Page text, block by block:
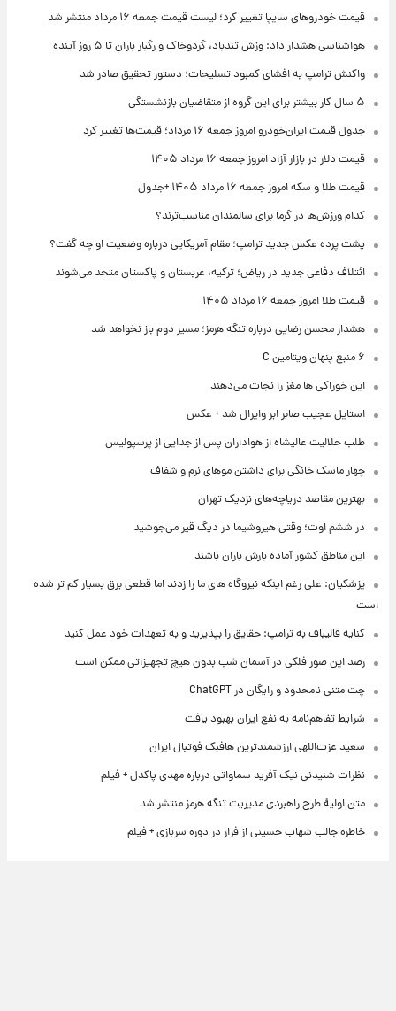
قیمت خودروهای سایپا تغییر کرد؛ لیست قیمت جمعه ۱۶ مرداد منتشر شد
هواشناسی هشدار داد: وزش تندباد، گردوخاک و رگبار باران تا ۵ روز آینده
واکنش ترامپ به افشای کمبود تسلیحات؛ دستور تحقیق صادر شد
۵ سال کار بیشتر برای این گروه از متقاضیان بازنشستگی
جدول قیمت ایران‌خودرو امروز جمعه ۱۶ مرداد؛ قیمت‌ها تغییر کرد
قیمت دلار در بازار آزاد امروز جمعه ۱۶ مرداد ۱۴۰۵
قیمت طلا و سکه امروز جمعه ۱۶ مرداد ۱۴۰۵ +جدول
کدام ورزش‌ها در گرما برای سالمندان مناسب‌ترند؟
پشت پرده عکس جدید ترامپ؛ مقام آمریکایی درباره وضعیت او چه گفت؟
ائتلاف دفاعی جدید در ریاض؛ ترکیه، عربستان و پاکستان متحد می‌شوند
قیمت طلا امروز جمعه ۱۶ مرداد ۱۴۰۵
هشدار محسن رضایی درباره تنگه هرمز؛ مسیر دوم باز نخواهد شد
۶ منبع پنهان ویتامین C
این خوراکی ها مغز را نجات می‌دهند
استایل عجیب صابر ابر وایرال شد + عکس
طلب حلالیت عالیشاه از هواداران پس از جدایی از پرسپولیس
چهار ماسک خانگی برای داشتن موهای نرم و شفاف
بهترین مقاصد دریاچه‌های نزدیک تهران
در ششم اوت؛ وقتی هیروشیما در دیگ قیر می‌جوشید
این مناطق کشور آماده بارش باران باشند
پزشکیان: علی رغم اینکه نیروگاه های ما را زدند اما قطعی برق بسیار کم تر شده
است
کنایه قالیباف به ترامپ: حقایق را بپذیرید و به تعهدات خود عمل کنید
رصد این صور فلکی در آسمان شب بدون هیچ تجهیزاتی ممکن است
چت متنی نامحدود و رایگان در ChatGPT
شرایط تفاهم‌نامه به نفع ایران بهبود یافت
سعید عزت‌اللهی ارزشمندترین هافبک فوتبال ایران
نظرات شنیدنی نیک آفرید سماواتی درباره مهدی پاکدل + فیلم
متن اولیۀ طرح راهبردی مدیریت تنگه هرمز منتشر شد
خاطره جالب شهاب حسینی از فرار در دوره سربازی + فیلم